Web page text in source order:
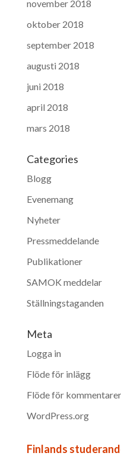
november 2018
oktober 2018
september 2018
augusti 2018
juni 2018
april 2018
mars 2018
Categories
Blogg
Evenemang
Nyheter
Pressmeddelande
Publikationer
SAMOK meddelar
Ställningstaganden
Meta
Logga in
Flöde för inlägg
Flöde för kommentarer
WordPress.org
Finlands